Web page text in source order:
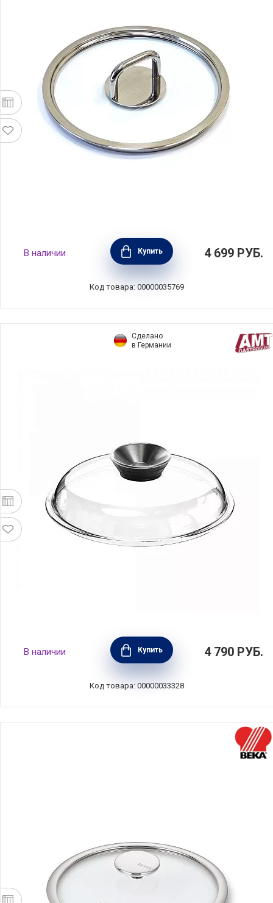
Крышка стеклянная COMFORT GLASS 24 см,
Silampos, Португалия, 634000WR8124100
В наличии Купить 4 699 РУБ.
Код товара: 00000035769
Сделано
в Германии
Крышка с арома-ручкой-дозатором 24 см,
жаропрочное стекло, AMT Gastroguss,
AMT024A
В наличии Купить 4 790 РУБ.
Код товара: 00000033328